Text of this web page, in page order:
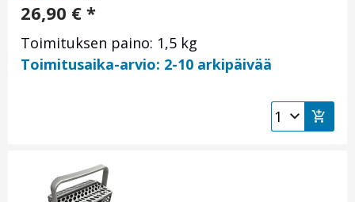
26,90 € *
Toimituksen paino: 1,5 kg
Toimitusaika-arvio: 2-10 arkipäivää